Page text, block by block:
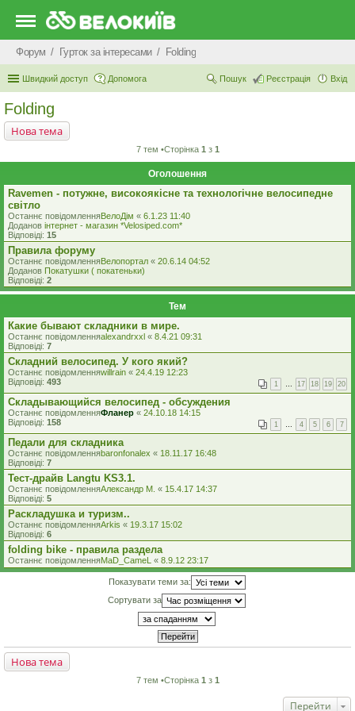
Форум Гурток за інтересами Folding
Швидкий доступ Допомога Вхід
Реєстрація
Пошук
Folding
Нова тема
7 тем •Сторінка 1 з 1
Оголошення
Ravemen - потужне, високоякісне та технологічне велосипедне
світло
Останнє повідомленняВелоДім « 6.1.23 11:40
Доданов iнтернет - магазин *Velosiped.com*
Відповіді: 15
Правила форуму
Останнє повідомленняВелопортал « 20.6.14 04:52
Доданов Покатушки ( покатеньки)
Відповіді: 2
Тем
Какие бывают складники в мире.
Останнє повідомленняalexandrxxl « 8.4.21 09:31
Відповіді: 7
Складний велосипед. У кого який?
Останнє повідомленняwillrain « 24.4.19 12:23
Відповіді: 493 1 … 17 18 19 20
Складывающийся велосипед - обсуждения
Останнє повідомленняФланер « 24.10.18 14:15
Відповіді: 158 1 … 4 5 6 7
Педали для складника
Останнє повідомленняbaronfonalex « 18.11.17 16:48
Відповіді: 7
Тест-драйв Langtu KS3.1.
Останнє повідомленняАлександр М. « 15.4.17 14:37
Відповіді: 5
Раскладушка и туризм..
Останнє повідомленняArkis « 19.3.17 15:02
Відповіді: 6
folding bike - правила раздела
Останнє повідомленняMaD_CameL « 8.9.12 23:17
Показувати теми за:
Сортувати за
Нова тема
7 тем •Сторінка 1 з 1
Перейти